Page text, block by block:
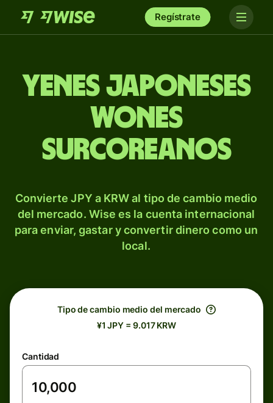
Regístrate
Yenes japoneses
wones
surcoreanos
Convierte JPY a KRW al tipo de cambio medio
del mercado. Wise es la cuenta internacional
para enviar, gastar y convertir dinero como un
local.
Tipo de cambio medio del mercado
¥1 JPY = 9.017 KRW
Cantidad